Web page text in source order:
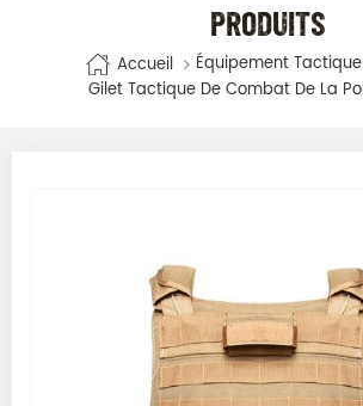
PRODUITS
Accueil Équipement Tactique